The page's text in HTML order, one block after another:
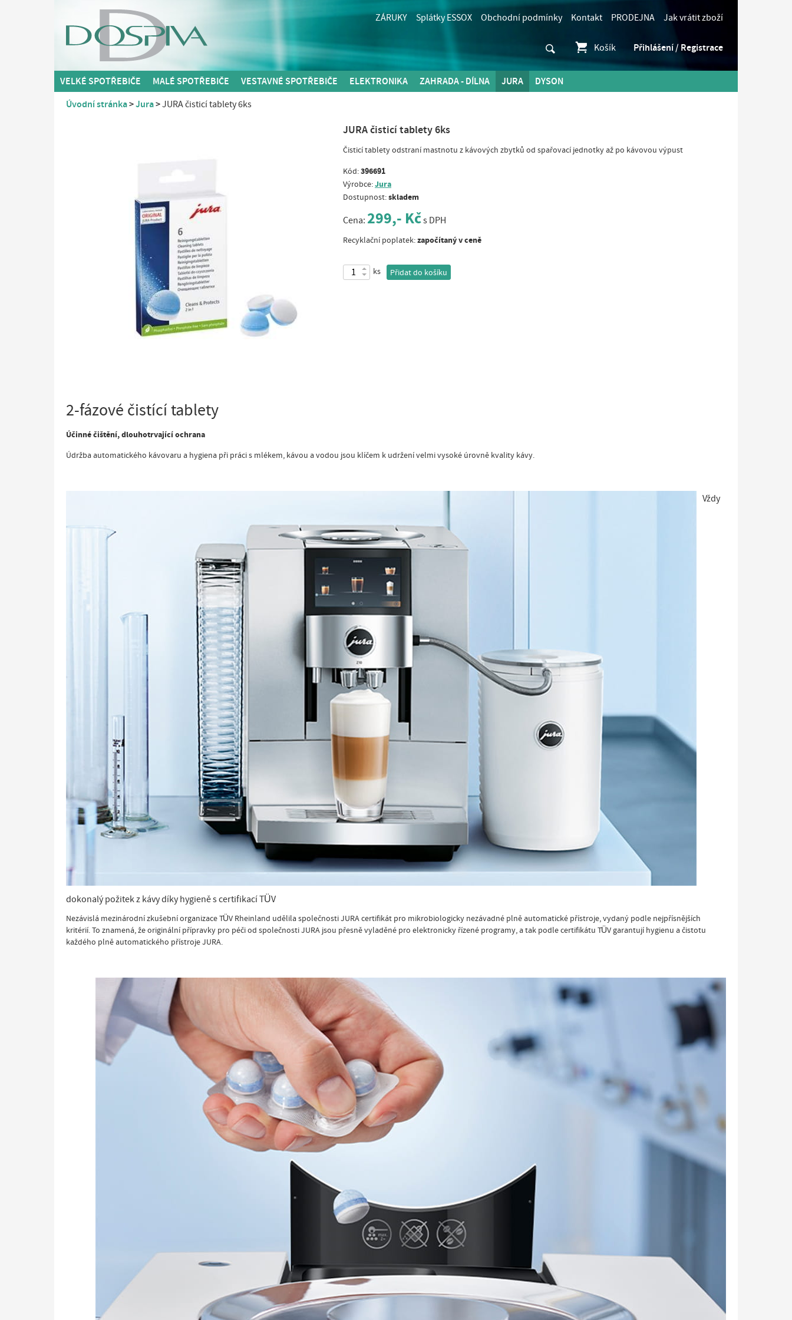
ZÁRUKY Splátky ESSOX Obchodní podmínky Kontakt PRODEJNA Jak vrátit zboží
Košík Přihlášení / Registrace
VELKÉ SPOTŘEBIČE MALÉ SPOTŘEBIČE VESTAVNÉ SPOTŘEBIČE ELEKTRONIKA ZAHRADA - DÍLNA JURA DYSON
Úvodní stránka Jura JURA čisticí tablety 6ks
JURA čisticí tablety 6ks
Čisticí tablety odstraní mastnotu z kávových zbytků od spařovací jednotky až po kávovou výpust
Kód:396691
Výrobce:Jura
Dostupnost:skladem
Cena: 299,- Kčs DPH
Recyklační poplatek:započítaný v ceně
ks Přidat do košíku
2-fázové čistící tablety
Účinné čištění, dlouhotrvající ochrana
Údržba automatického kávovaru a hygiena při práci s mlékem, kávou a vodou jsou klíčem k udržení velmi vysoké úrovně kvality kávy.
Vždy
dokonalý požitek z kávy díky hygieně s certifikací TÜV
Nezávislá mezinárodní zkušební organizace TÜV Rheinland udělila společnosti JURA certifikát pro mikrobiologicky nezávadné plně automatické přístroje, vydaný podle nejpřísnějších
kritérií. To znamená, že originální přípravky pro péči od společnosti JURA jsou přesně vyladěné pro elektronicky řízené programy, a tak podle certifikátu TÜV garantují hygienu a čistotu
každého plně automatického přístroje JURA.